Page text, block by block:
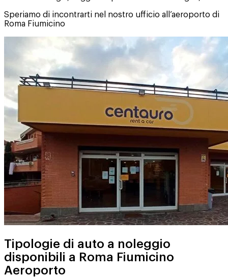
Speriamo di incontrarti nel nostro ufficio all’aeroporto di
Roma Fiumicino
Tipologie di auto a noleggio
disponibili a Roma Fiumicino
Aeroporto